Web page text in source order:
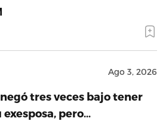
Ago 3, 2026
negó tres veces bajo tener
pero…